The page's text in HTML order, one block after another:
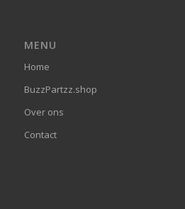
MENU
Home
BuzzPartzz.shop
Over ons
Contact